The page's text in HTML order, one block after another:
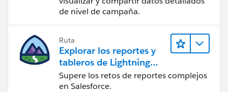
de nivel de campaña.
Ruta
Explorar los reportes y
tableros de Lightning
Experience
Supere los retos de reportes complejos
en Salesforce.